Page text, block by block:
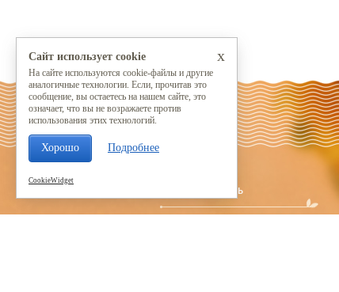
Сервис и помощь
x
Сайт использует cookie
На сайте используются cookie-файлы и другие
аналогичные технологии. Если, прочитав это
сообщение, вы остаетесь на нашем сайте, это
означает, что вы не возражаете против
использования этих технологий.
Хорошо Подробнее
CookieWidget